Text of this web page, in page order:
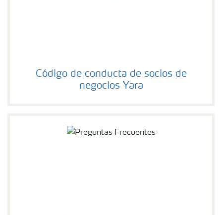
Código de conducta de socios de
negocios Yara